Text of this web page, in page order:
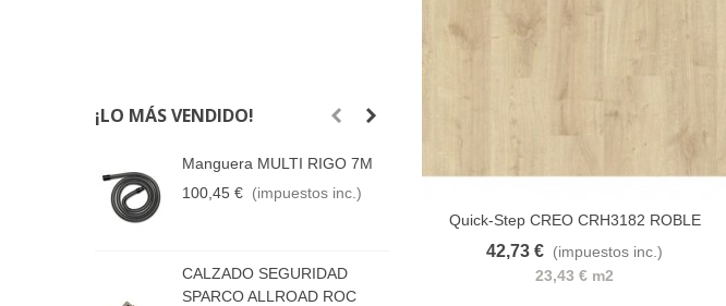
¡LO MÁS VENDIDO!
Manguera MULTI RIGO 7M
100,45 € (impuestos inc.)
CALZADO SEGURIDAD
SPARCO ALLROAD ROC
HG LIMPIADOR DE MOHO
Manguera MULTI RIGO 3M
Añadir al carrito A lista de deseos
Quick-Step CREO CRH3182 ROBLE
NATURAL VIRGINIA
42,73 € (impuestos inc.)
23,43 € m2